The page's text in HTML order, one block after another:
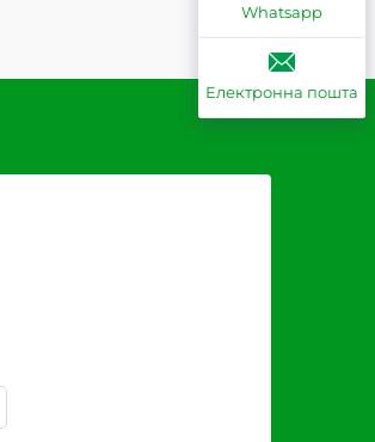
Whatsapp
Електронна пошта